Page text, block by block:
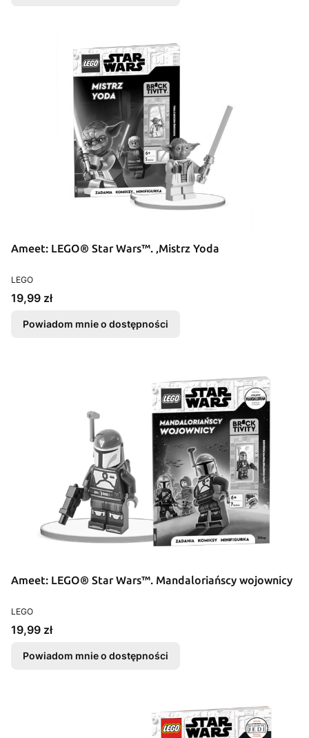
Ameet: LEGO® Star Wars™. ‚Mistrz Yoda
PRODUCENT
LEGO
Cena
19,99 zł
Powiadom mnie o dostępności
Ameet: LEGO® Star Wars™. Mandaloriańscy wojownicy
PRODUCENT
LEGO
Cena
19,99 zł
Powiadom mnie o dostępności